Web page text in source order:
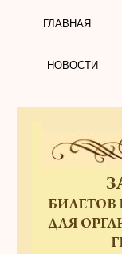
ГЛАВНАЯ
НОВОСТИ